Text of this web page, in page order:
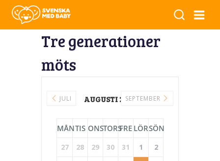
Tre generationer
möts
JULI AUGUSTI 2026SEPTEMBER
MÅNTIS ONSTORSFRE LÖRSÖN
27 28 29 30 31 1 2